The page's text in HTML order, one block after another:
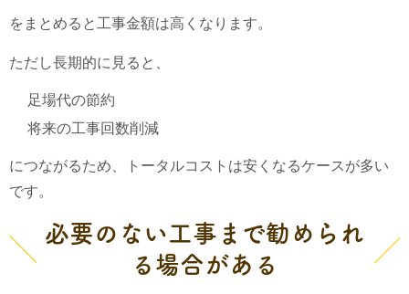
をまとめると工事金額は高くなります。
ただし長期的に見ると、
足場代の節約
将来の工事回数削減
につながるため、トータルコストは安くなるケースが多い
です。
必要のない工事まで勧められ
る場合がある